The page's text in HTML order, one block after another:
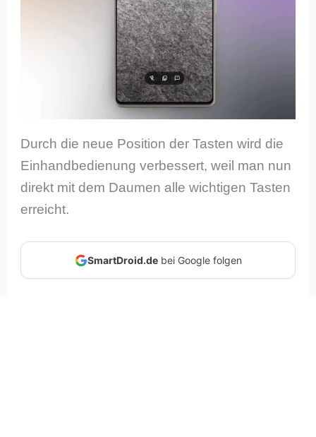
Durch die neue Position der Tasten wird die
Einhandbedienung verbessert, weil man nun
direkt mit dem Daumen alle wichtigen Tasten
erreicht.
SmartDroid.debei Google folgen